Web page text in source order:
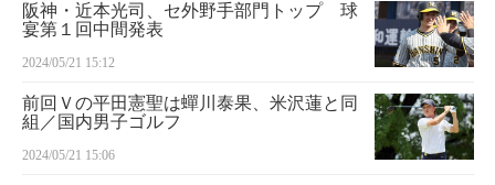
阪神・近本光司、セ外野手部門トップ 球
宴第１回中間発表
2024/05/21 15:12
前回Ｖの平田憲聖は蟬川泰果、米沢蓮と同
組／国内男子ゴルフ
2024/05/21 15:06